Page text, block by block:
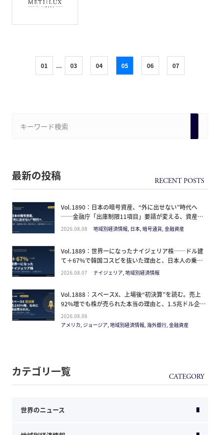
01 ... 03 04 05 06 07
最新の投稿
Vol.1890：日本の暗号資産、“外に出せない”時代へ
──金融庁「出庫制限11項目」要請が変える、資産防
衛のタイムライン
2026.08.08 地域別経済情報, 日本, 暗号通貨, 金融資産
Vol.1889：世界一になったナイジェリア株──ドル建
て＋67%で韓国コスピを抜いた理由と、日本人の乗り
方
2026.08.07 ナイジェリア, 地域別経済情報
Vol.1888：スペースX、上場後“初決算”を読む。売上
92%増でも株が売られた本当の理由と、1.5兆ドル企業
の買い方。
2026.08.06
アメリカ, ジョージア, 地域別経済情報, 海外銀行, 金融資産
カテゴリ一覧
世界のニュース